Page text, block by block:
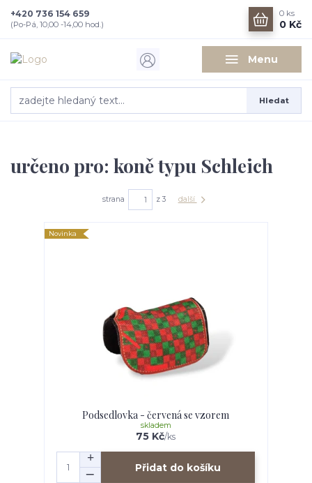
Menu
Hledat
+420 736 154 659
(Po-Pá, 10,00 -14,00 hod.)
0 ks
0 Kč
určeno pro: koně typu Schleich
strana z 3 další
Novinka
Podsedlovka - červená se vzorem
75 Kč/ks
skladem
Přidat do košíku